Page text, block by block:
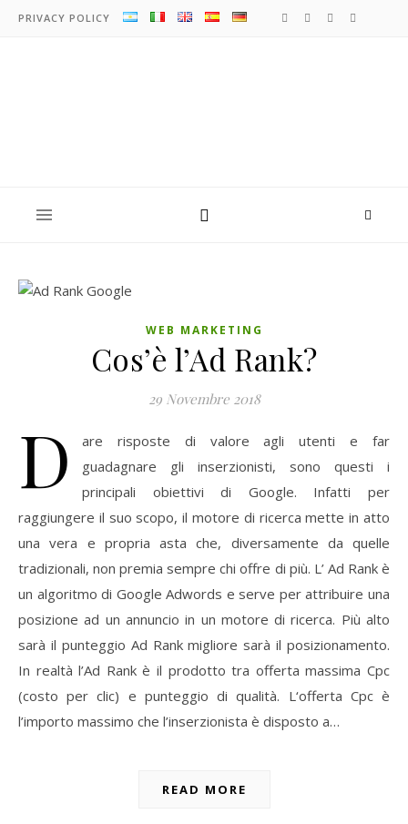
PRIVACY POLICY
WEB MARKETING
Cos’è l’Ad Rank?
29 Novembre 2018
D
are risposte di valore agli utenti e far
guadagnare gli inserzionisti, sono questi i
principali obiettivi di Google. Infatti per
raggiungere il suo scopo, il motore di ricerca mette in atto
una vera e propria asta che, diversamente da quelle
tradizionali, non premia sempre chi offre di più. L’ Ad Rank è
un algoritmo di Google Adwords e serve per attribuire una
posizione ad un annuncio in un motore di ricerca. Più alto
sarà il punteggio Ad Rank migliore sarà il posizionamento.
In realtà l’Ad Rank è il prodotto tra offerta massima Cpc
(costo per clic) e punteggio di qualità. L‘offerta Cpc è
l’importo massimo che l’inserzionista è disposto a…
READ MORE